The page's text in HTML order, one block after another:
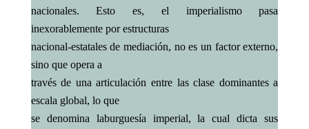
nacionales. Esto es, el imperialismo pasa
inexorablemente por estructuras
nacional-estatales de mediación, no es un factor externo,
sino que opera a
través de una articulación entre las clase dominantes a
escala global, lo que
se denomina laburguesía imperial, la cual dicta sus